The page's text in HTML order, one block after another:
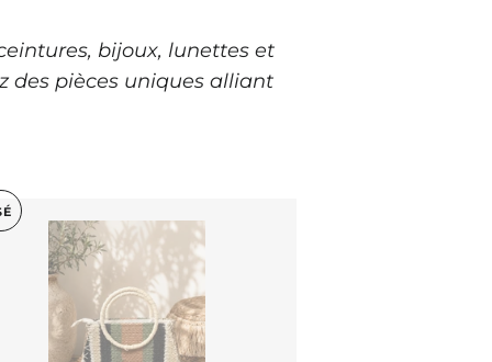
bijoux, lunettes et
des pièces uniques alliant